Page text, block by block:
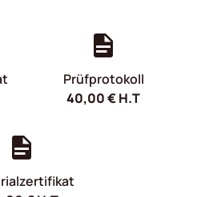
Prüfprotokoll
40,00€H.T